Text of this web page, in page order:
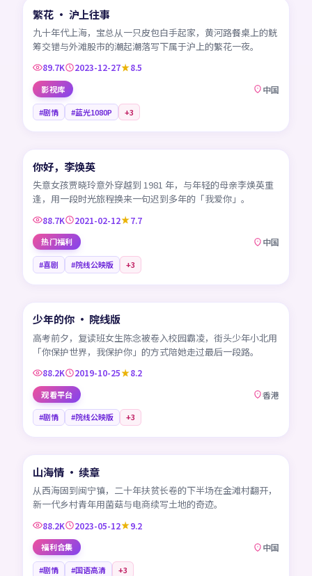
CN
繁花 · 沪上往事
九十年代上海，宝总从一只皮包白手起家，黄河路餐桌上的觥
筹交错与外滩股市的潮起潮落写下属于沪上的繁花一夜。
89.7K 2023-12-27 8.5
影视库 中国
#剧情 #蓝光1080P +3
CN
你好，李焕英
失意女孩贾晓玲意外穿越到 1981 年，与年轻的母亲李焕英重
逢，用一段时光旅程换来一句迟到多年的「我爱你」。
88.7K 2021-02-12 7.7
热门福利 中国
#喜剧 #院线公映版 +3
HK
少年的你 · 院线版
高考前夕，复读班女生陈念被卷入校园霸凌，街头少年小北用
「你保护世界，我保护你」的方式陪她走过最后一段路。
88.2K 2019-10-25 8.2
观看平台 香港
#剧情 #院线公映版 +3
CN
山海情 · 续章
从西海固到闽宁镇，二十年扶贫长卷的下半场在金滩村翻开，
新一代乡村青年用菌菇与电商续写土地的奇迹。
88.2K 2023-05-12 9.2
福利合集 中国
#剧情 #国语高清 +3